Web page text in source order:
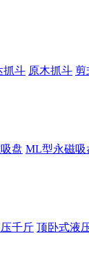
抓斗 原木抓斗 剪
盘 ML型永磁吸
千斤 顶卧式液